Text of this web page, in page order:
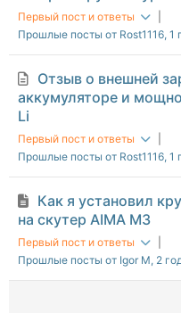
Первый пост и ответы
Прошлые посты от Rost1116, 1
Отзыв о внешней
аккумуляторе и
Li
Первый пост и ответы
Прошлые посты от Rost1116, 1
Как я установил
на скутер AIMA M3
Первый пост и ответы
Прошлые посты от Igor M, 2